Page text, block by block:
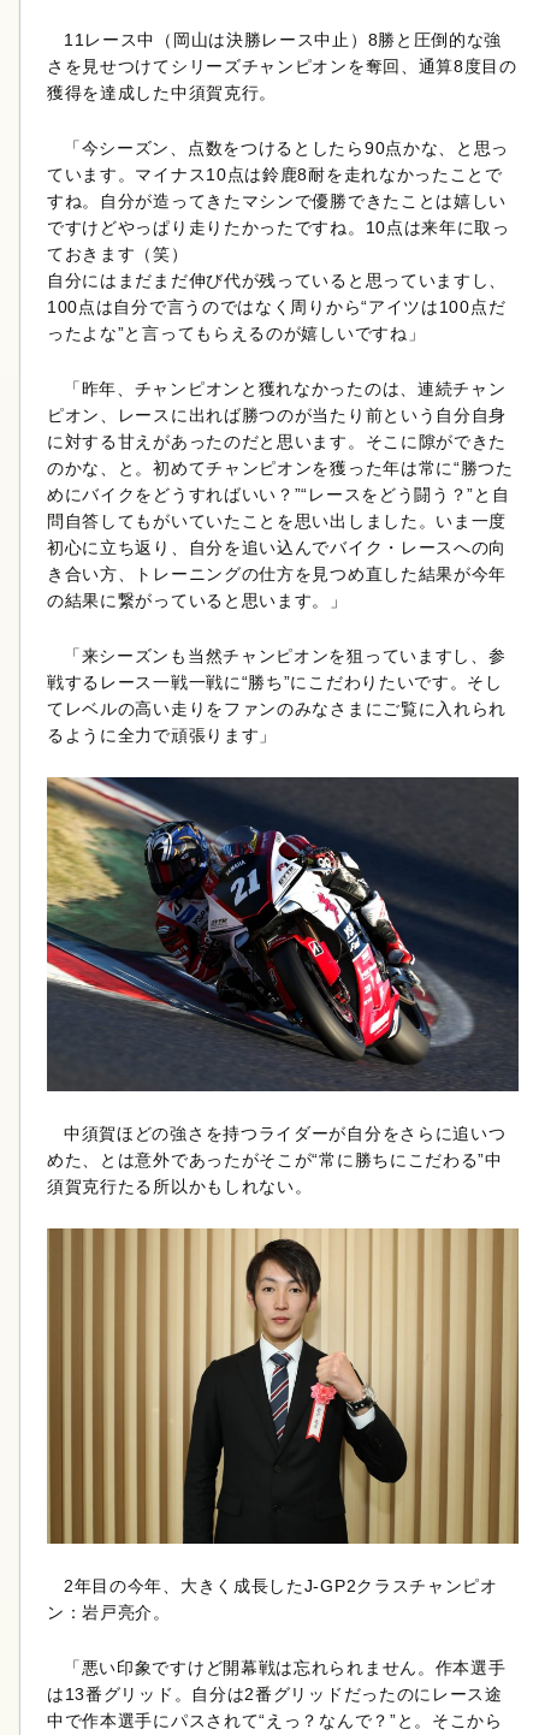
11レース中（岡山は決勝レース中止）8勝と圧倒的な強
さを見せつけてシリーズチャンピオンを奪回、通算8度目の
獲得を達成した中須賀克行。
「今シーズン、点数をつけるとしたら90点かな、と思っ
ています。マイナス10点は鈴鹿8耐を走れなかったことで
すね。自分が造ってきたマシンで優勝できたことは嬉しい
ですけどやっぱり走りたかったですね。10点は来年に取っ
ておきます（笑）
自分にはまだまだ伸び代が残っていると思っていますし、
100点は自分で言うのではなく周りから“アイツは100点だ
ったよな”と言ってもらえるのが嬉しいですね」
「昨年、チャンピオンと獲れなかったのは、連続チャン
ピオン、レースに出れば勝つのが当たり前という自分自身
に対する甘えがあったのだと思います。そこに隙ができた
のかな、と。初めてチャンピオンを獲った年は常に“勝つた
めにバイクをどうすればいい？”“レースをどう闘う？”と自
問自答してもがいていたことを思い出しました。いま一度
初心に立ち返り、自分を追い込んでバイク・レースへの向
き合い方、トレーニングの仕方を見つめ直した結果が今年
の結果に繋がっていると思います。」
「来シーズンも当然チャンピオンを狙っていますし、参
戦するレース一戦一戦に“勝ち”にこだわりたいです。そし
てレベルの高い走りをファンのみなさまにご覧に入れられ
るように全力で頑張ります」
中須賀ほどの強さを持つライダーが自分をさらに追いつ
めた、とは意外であったがそこが“常に勝ちにこだわる”中
須賀克行たる所以かもしれない。
2年目の今年、大きく成長したJ-GP2クラスチャンピオ
ン：岩戸亮介。
「悪い印象ですけど開幕戦は忘れられません。作本選手
は13番グリッド。自分は2番グリッドだったのにレース途
中で作本選手にパスされて“えっ？なんで？”と。そこから